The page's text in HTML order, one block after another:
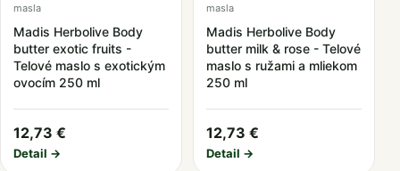
masla
Madis Herbolive Body
butter exotic fruits -
Telové maslo s exotickým
ovocím 250 ml
12,73 €
Detail →
masla
Madis Herbolive Body
butter milk & rose - Telové
maslo s ružami a mliekom
250 ml
12,73 €
Detail →